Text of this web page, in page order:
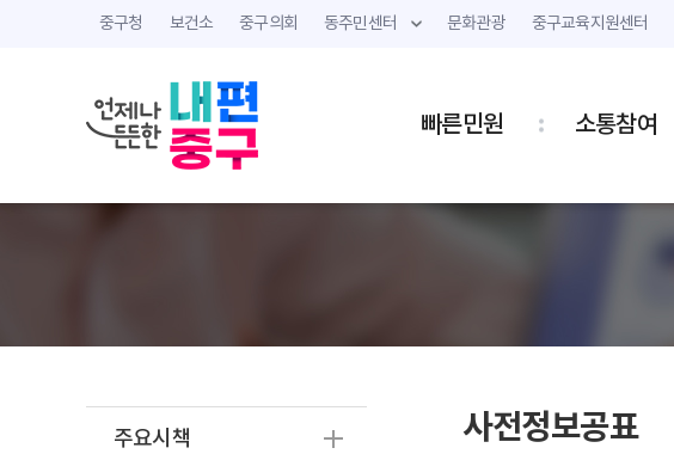
중구청 보건소 중구의회 동주민센터 문화관광 중구교육지원센터
빠른민원 소통참여
주요시책 사전정보공표